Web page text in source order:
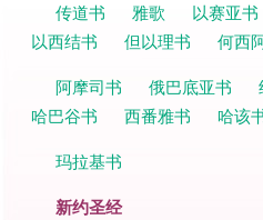
传道书
雅歌 以赛亚书
以西结书
但以理书 何西
阿摩司书
俄巴底亚书
哈巴谷书
西番雅书 哈该
玛拉基书
新约圣经